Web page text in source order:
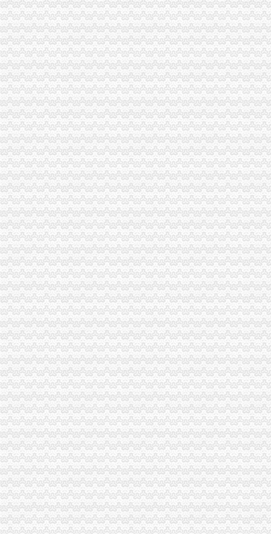
巫溪局完善“三个机制”重庆代办公司提升宣工作水平
开县局“四个一”重庆营业执照注销推进房地产中介市场秩序整工作
云局重庆营业执照注销四轮驱动力促商标品牌发展助农户万元增收
北碚区出台三条新政大力加商标品牌建设
江北区区长何贵对江北局重庆税务注销信息专报作出批示
九龙坡局重庆分公司注销采取三项措施化电子商务监管
丰都局创新“五学”重庆代办公司模式深入开展创先争优活动
南川区区长谭家玲对南川局重庆税务注销信息作出批示
荣昌工商市重庆营业执照注销政联合出击整户外广告见成效
黔江局重庆税务注销三项措施加红盾图书室建设
合川区新增6件重庆市重庆分公司注销著名商标
工商动态
我市重庆分公司注销出台在校大创办微型企业相关办法
市重庆代办公司局副巡视员高印平率队到南川局开展考核考察工作
渝北局在网络购物领域查获56万元的重庆公司注销冒侵权商品
北部新区局及时达全市重庆公司注销工商行政管理工作会议精
渝北局重庆营业执照注销创新三大执法机制积查处大案要案
江北局重庆公司注销华新所创新形式丰富载体深入开展创先争优活动
江津局重庆税务注销以四个注重为抓手大力发展微型企业
忠县局乌杨所“四突出”重庆税务注销加校园周边环境整
渝中区五家微型企业通过资本金补助评审
九龙坡局重庆营业执照注销从四个方面下功夫推进廉政风险防范管理工作
綦江局重庆分公司注销三途径推进农村经纪人培训工作
南岸区消委会与家居企业索建立问题家居先行赔偿机制
秀山局学习宣新《保密法》做到“三个结合”重庆代办公司
巫溪局立足“三个抓手”重庆代办公司提升干部职工精气
忠县局重庆代办公司四举措开展问题食品清查
铜梁局重庆营业执照注销倾搭建帮扶平台破解养殖户销售难题
九龙坡局重庆代办公司提出五项要求部署保护台湾水果工作
全市重庆营业执照注销工商系统2009年新录用公务员及转干部第二期培训班圆
忠县工商局重庆营业执照注销超额完成2011年上半年微型企业发展任务
台盟中央资助万州区铁峰乡桐元村8户残疾人微型企业
北碚局重庆税务注销采取三条措施积应对高温天气
2010中国重庆.青年人才论坛工商系统分论坛“两翼”重庆税务注销子论坛在云局
落实创先争优活动“一讲二评三公示”重庆税务注销要注重把握五个环节
大渡口局建立四项制度确保“一讲二评三公示”重庆代办公司活动见实效
璧山局重庆代办公司采取四举措应战高温酷暑天气
江北局落实“七个要”重庆税务注销有序推进微型企业登记工作
九龙坡局突出“三个注重”重庆代办公司开展“三进三同”活动见成效
万州区个教育培训类商标被认定为重庆市重庆分公司注销著名商标
渝北局重庆税务注销采取三项措施积应对高温天气